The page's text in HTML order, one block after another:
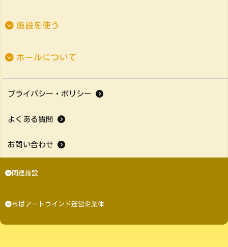
施設を使う
ホールについて
プライバシー・ポリシー
よくある質問
お問い合わせ
関連施設
ちばアートウインド運営企業体